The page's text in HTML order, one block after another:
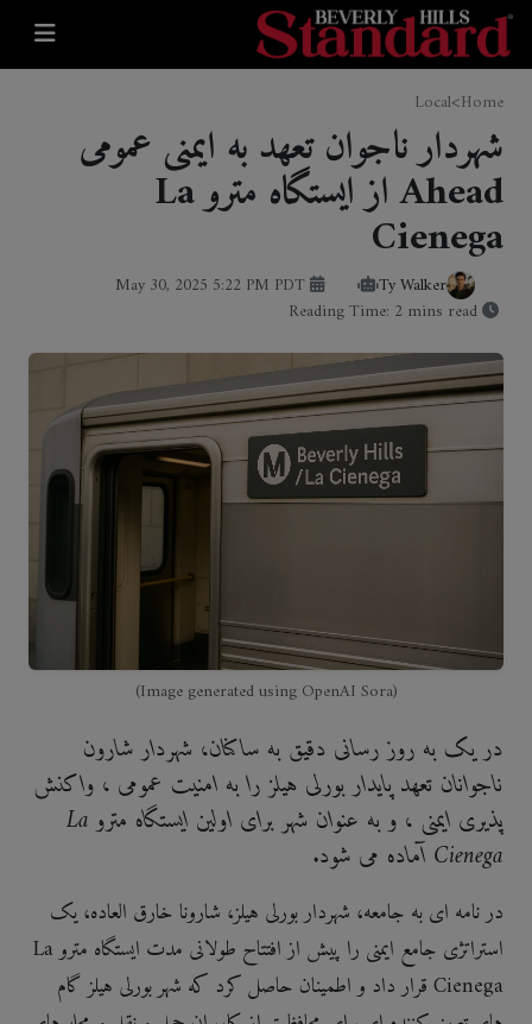
Home
>
Local
شهردار ناجوان تعهد به ایمنی عمومی
Ahead از ایستگاه مترو La
Cienega
Ty Walker
(Image generated using OpenAI Sora)
در یک به روز رسانی دقیق به ساکنان، شهردار شارون
ناجوانان تعهد پایدار بورلی هیلز را به امنیت عمومی ، واکنش
پذیری ایمنی ، و به عنوان شهر برای اولین ایستگاه مترو La
Cienega آماده می شود.
در نامه ای به جامعه، شهردار بورلی هیلز، شارونا خارق العاده، یک
استراتژی جامع ایمنی را پیش از افتتاح طولانی مدت ایستگاه مترو La
Cienega قرار داد و اطمینان حاصل کرد که شهر بورلی هیلز گام